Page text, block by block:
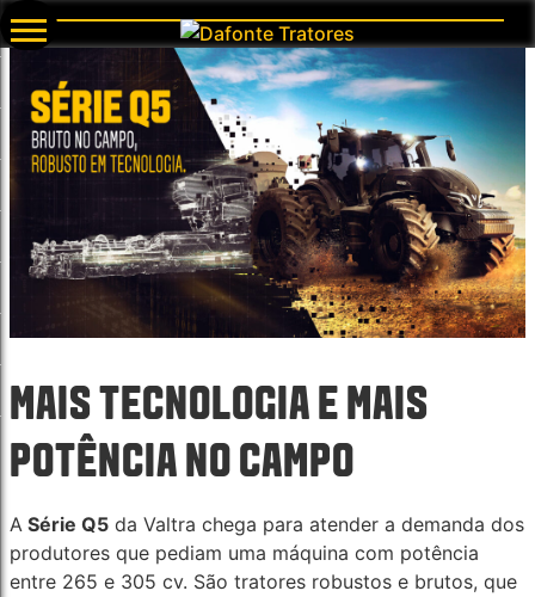
MAIS TECNOLOGIA E MAIS
POTÊNCIA NO CAMPO
A Série Q5 da Valtra chega para atender a demanda dos
produtores que pediam uma máquina com potência
entre 265 e 305 cv. São tratores robustos e brutos, que